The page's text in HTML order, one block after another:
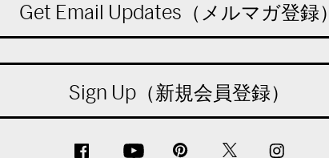
Get Email Updates（メルマガ登録）
Sign Up（新規会員登録）